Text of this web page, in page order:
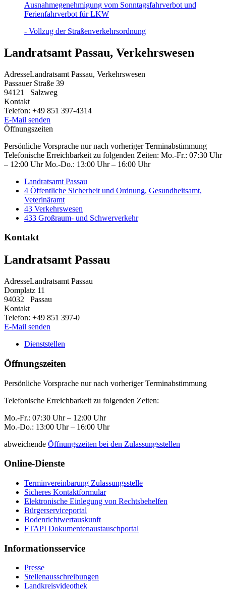
Ausnahmegenehmigung vom Sonntagsfahrverbot und
Ferienfahrverbot für LKW
- Vollzug der Straßenverkehrsordnung
Landratsamt Passau, Verkehrswesen
AdresseLandratsamt Passau, Verkehrswesen
Passauer Straße 39
94121
Salzweg
Kontakt
Telefon: +49 851 397-4314
E-Mail senden
Öffnungszeiten
Persönliche Vorsprache nur nach vorheriger Terminabstimmung
Telefonische Erreichbarkeit zu folgenden Zeiten: Mo.-Fr.: 07:30 Uhr
– 12:00 Uhr Mo.-Do.: 13:00 Uhr – 16:00 Uhr
Landratsamt Passau
4 Öffentliche Sicherheit und Ordnung, Gesundheitsamt,
Veterinäramt
43 Verkehrswesen
433 Großraum- und Schwerverkehr
Kontakt
Landratsamt Passau
AdresseLandratsamt Passau
Domplatz 11
94032
Passau
Kontakt
Telefon: +49 851 397-0
E-Mail senden
Dienststellen
Öffnungszeiten
Persönliche Vorsprache nur nach vorheriger Terminabstimmung
Telefonische Erreichbarkeit zu folgenden Zeiten:
Mo.-Fr.: 07:30 Uhr – 12:00 Uhr
Mo.-Do.: 13:00 Uhr – 16:00 Uhr
abweichende Öffnungszeiten bei den Zulassungsstellen
Online-Dienste
Terminvereinbarung Zulassungsstelle
Sicheres Kontaktformular
Elektronische Einlegung von Rechtsbehelfen
Bürgerserviceportal
Bodenrichtwertauskunft
FTAPI Dokumentenaustauschportal
Informationsservice
Presse
Stellenausschreibungen
Landkreisvideothek